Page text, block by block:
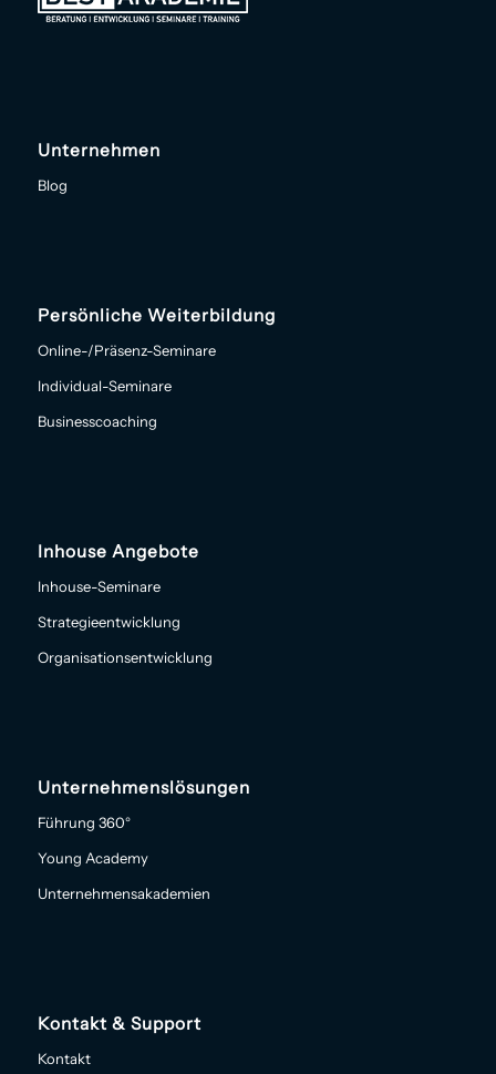
Unternehmen
Blog
Persönliche Weiterbildung
Online-/Präsenz-Seminare
Individual-Seminare
Businesscoaching
Inhouse Angebote
Inhouse-Seminare
Strategieentwicklung
Organisationsentwicklung
Unternehmenslösungen
Führung 360°
Young Academy
Unternehmensakademien
Kontakt & Support
Kontakt